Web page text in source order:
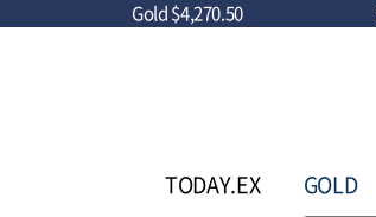
Gold$4,270.50
TODAY.EX GOLD